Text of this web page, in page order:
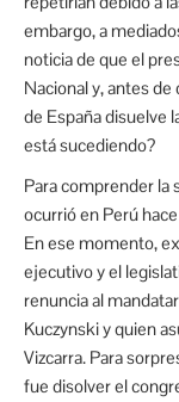
embargo, a
noticia de que el
Nacional y, antes
de España disuelve
está sucediendo?
Para comprender la
ocurrió en Perú
En ese momento,
ejecutivo y el
renuncia al
Kuczynski y quien
Vizcarra. Para
fue disolver el